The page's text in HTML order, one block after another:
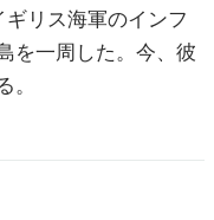
リス海軍のインフ
を一周した。今、彼
。